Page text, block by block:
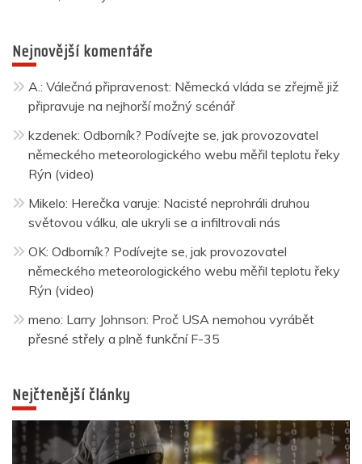
Nejnovější komentáře
A. : Válečná připravenost: Německá vláda se zřejmě již
připravuje na nejhorší možný scénář
kzdenek: Odborník? Podívejte se, jak provozovatel
německého meteorologického webu měřil teplotu řeky
Rýn (video)
Mikelo: Herečka varuje: Nacisté neprohráli druhou
světovou válku, ale ukryli se a infiltrovali nás
OK: Odborník? Podívejte se, jak provozovatel
německého meteorologického webu měřil teplotu řeky
Rýn (video)
meno: Larry Johnson: Proč USA nemohou vyrábět
přesné střely a plně funkční F-35
Nejčtenější články